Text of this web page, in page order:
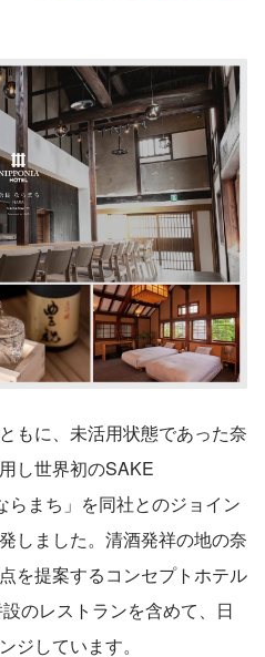
もに、未活用状態であった奈
し世界初のSAKE
らまち」を同社とのジョイン
しました。清酒発祥の地の奈
を提案するコンセプトホテル
のレストランを含めて、日
ジしています。